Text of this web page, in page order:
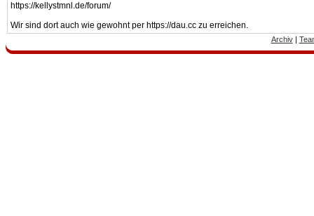
https://kellystmnl.de/forum/
Wir sind dort auch wie gewohnt per https://dau.cc zu erreichen.
Archiv|